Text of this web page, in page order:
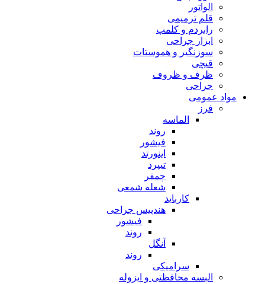
الواتور
قلم ترمیمی
رابردم و کلمپ
ابزار جراحی
سوزنگیر و هموستات
قیچی
ظرف و ظروف
جراحی
مواد عمومی
فرز
الماسه
روند
فیشور
اینورتد
تیپرد
چمفر
شعله شمعی
کارباید
هندپیس جراحی
فیشور
روند
آنگل
روند
سرامیکی
البسه محافظتی و ایزوله